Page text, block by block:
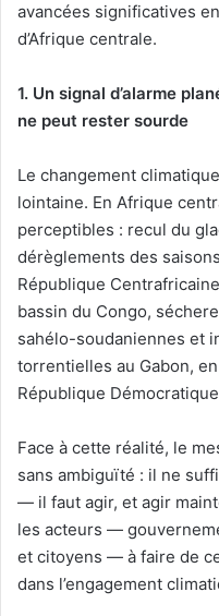
avancées significatives
d’Afrique centrale.
1. Un signal d’alarme
ne peut rester sourde
Le changement
lointaine. En Afrique
perceptibles : recul du
dérèglements des
République
bassin du Congo,
sahélo-soudaniennes et
torrentielles au Gabon,
République
Face à cette réalité, le
sans ambiguïté : il ne
— il faut agir, et agir
les acteurs —
et citoyens — à faire de
dans l’engagement